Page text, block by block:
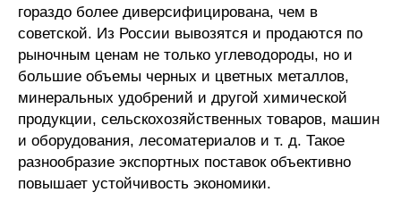
гораздо более диверсифицирована, чем в
советской. Из России вывозятся и продаются по
рыночным ценам не только углеводороды, но и
большие объемы черных и цветных металлов,
минеральных удобрений и другой химической
продукции, сельскохозяйственных товаров, машин
и оборудования, лесоматериалов и т. д. Такое
разнообразие экспортных поставок объективно
повышает устойчивость экономики.